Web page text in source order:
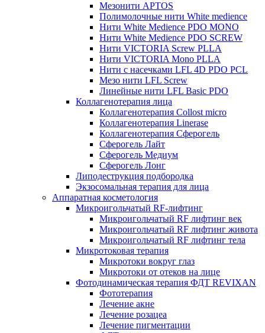
Мезонити APTOS
Полимолочные нити White medience
Нити White Medience PDO MONO
Нити White Medience PDO SCREW
Нити VICTORIA Screw PLLA
Нити VICTORIA Mono PLLA
Нити с насечками LFL 4D PDO PCL
Мезо нити LFL Screw
Линейные нити LFL Basic PDO
Коллагенотерапия лица
Коллагенотерапия Collost micro
Коллагенотерапия Linerase
Коллагенотерапия Сферогель
Сферогель Лайт
Сферогель Медиум
Сферогель Лонг
Липодеструкция подбородка
Экзосомальная терапия для лица
Аппаратная косметология
Микроигольчатый RF-лифтинг
Микроигольчатый RF лифтинг век
Микроигольчатый RF лифтинг живота
Микроигольчатый RF лифтинг тела
Микротоковая терапия
Микротоки вокруг глаз
Микротоки от отеков на лице
Фотодинамическая терапия ФДТ REVIXAN
Фототерапия
Лечение акне
Лечение розацеа
Лечение пигментации